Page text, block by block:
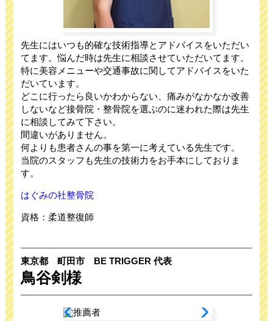
先生にはいつも的確な技術指導とアドバイスをいただい
てます。悩んだ時は先生に相談させていただいてます。
特に美容メニューや交通事故に関してアドバイスをいた
だいています。
どこに行ったら良いかわからない、痛みがなかなか改善
しないなど接骨院・整骨院を選ぶのに迷われた際は先生
に相談してみて下さい。
間違いがありません。
何よりも患者さんの事を第一に考えている先生です。
当院のスタッフも先生の技術力をお手本にしておりま
す。
はぐみの社整骨院
資格：柔道整復師
東京都 町田市 BE TRIGGER 代表
鳥谷剣様